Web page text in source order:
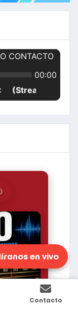
en vivo
Contacto